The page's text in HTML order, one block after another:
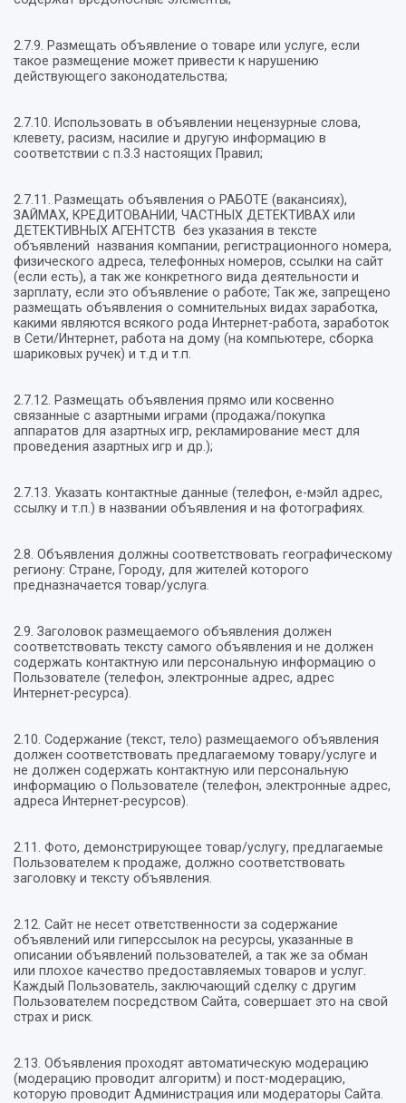
2.7.9. Размещать объявление о товаре или услуге, если
такое размещение может привести к нарушению
действующего законодательства;
2.7.10. Использовать в объявлении нецензурные слова,
клевету, расизм, насилие и другую информацию в
соответствии с п.3.3 настоящих Правил;
2.7.11. Размещать объявления о РАБОТЕ (вакансиях),
ЗАЙМАХ, КРЕДИТОВАНИИ, ЧАСТНЫХ ДЕТЕКТИВАХ или
ДЕТЕКТИВНЫХ АГЕНТСТВ без указания в тексте
объявлений названия компании, регистрационного номера,
физического адреса, телефонных номеров, ссылки на сайт
(если есть), а так же конкретного вида деятельности и
зарплату, если это объявление о работе; Так же, запрещено
размещать объявления о сомнительных видах заработка,
какими являются всякого рода Интернет-работа, заработок
в Сети/Интернет, работа на дому (на компьютере, сборка
шариковых ручек) и т.д и т.п.
2.7.12. Размещать объявления прямо или косвенно
связанные с азартными играми (продажа/покупка
аппаратов для азартных игр, рекламирование мест для
проведения азартных игр и др.);
2.7.13. Указать контактные данные (телефон, е-мэйл адрес,
ссылку и т.п.) в названии объявления и на фотографиях.
2.8. Объявления должны соответствовать географическому
региону: Стране, Городу, для жителей которого
предназначается товар/услуга.
2.9. Заголовок размещаемого объявления должен
соответствовать тексту самого объявления и не должен
содержать контактную или персональную информацию о
Пользователе (телефон, электронные адрес, адрес
Интернет-ресурса).
2.10. Содержание (текст, тело) размещаемого объявления
должен соответствовать предлагаемому товару/услуге и
не должен содержать контактную или персональную
информацию о Пользователе (телефон, электронные адрес,
адреса Интернет-ресурсов).
2.11. Фото, демонстрирующее товар/услугу, предлагаемые
Пользователем к продаже, должно соответствовать
заголовку и тексту объявления.
2.12. Сайт не несет ответственности за содержание
объявлений или гиперссылок на ресурсы, указанные в
описании объявлений пользователей, а так же за обман
или плохое качество предоставляемых товаров и услуг.
Каждый Пользователь, заключающий сделку с другим
Пользователем посредством Сайта, совершает это на свой
страх и риск.
2.13. Объявления проходят автоматическую модерацию
(модерацию проводит алгоритм) и пост-модерацию,
которую проводит Администрация или модераторы Сайта.